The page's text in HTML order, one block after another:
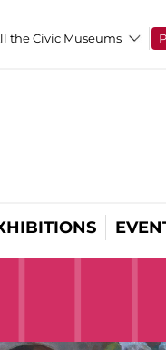
the Civic Museums